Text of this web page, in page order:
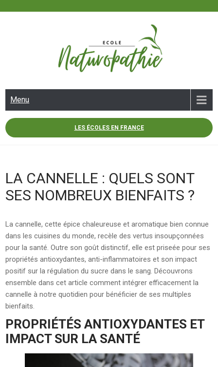
ECOLE NATUROPATHIE
Menu
LES ÉCOLES EN FRANCE
LA CANNELLE : QUELS SONT
SES NOMBREUX BIENFAITS ?
La cannelle, cette épice chaleureuse et aromatique bien connue
dans les cuisines du monde, recèle des vertus insoupçonnées
pour la santé. Outre son goût distinctif, elle est priseée pour ses
propriétés antioxydantes, anti-inflammatoires et son impact
positif sur la régulation du sucre dans le sang. Découvrons
ensemble dans cet article comment intégrer efficacement la
cannelle à notre quotidien pour bénéficier de ses multiples
bienfaits.
PROPRIÉTÉS ANTIOXYDANTES ET
IMPACT SUR LA SANTÉ